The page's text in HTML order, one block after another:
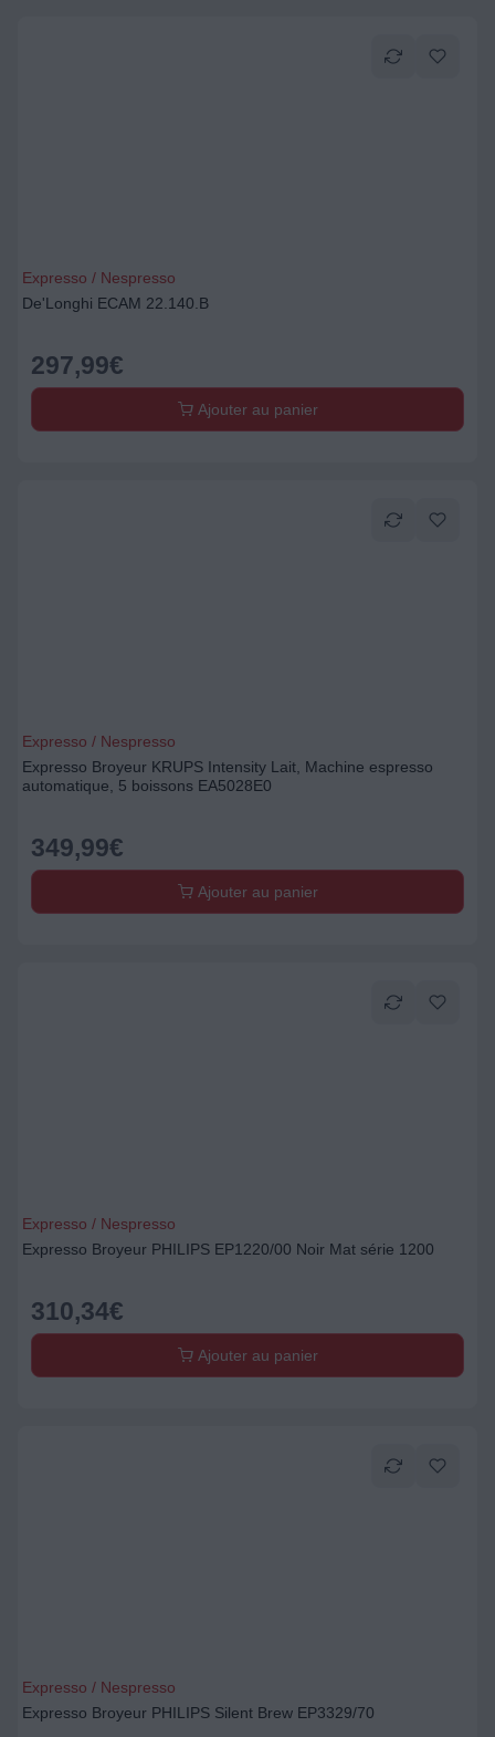
Expresso / Nespresso
De'Longhi ECAM 22.140.B
297,99€
Ajouter au panier
Expresso / Nespresso
Expresso Broyeur KRUPS Intensity Lait, Machine espresso
automatique, 5 boissons EA5028E0
349,99€
Ajouter au panier
Expresso / Nespresso
Expresso Broyeur PHILIPS EP1220/00 Noir Mat série 1200
310,34€
Ajouter au panier
Expresso / Nespresso
Expresso Broyeur PHILIPS Silent Brew EP3329/70